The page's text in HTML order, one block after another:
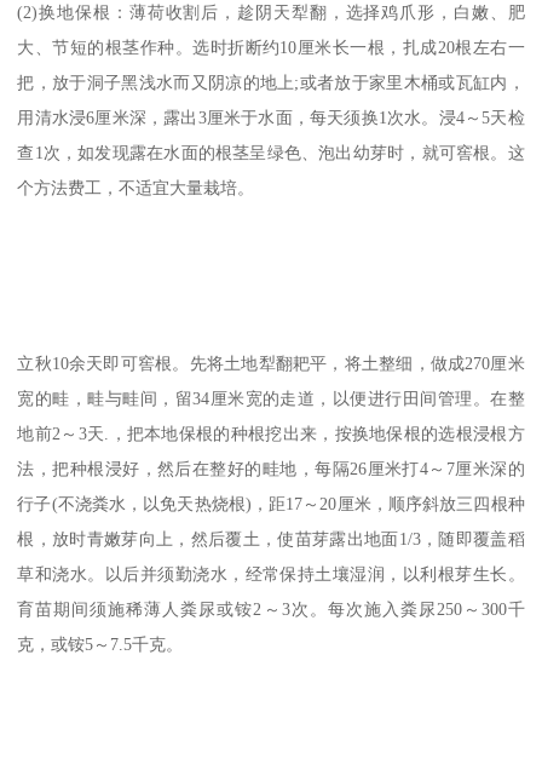
(2)换地保根：薄荷收割后，趁阴天犁翻，选择鸡爪形，白嫩、肥
大、节短的根茎作种。选时折断约10厘米长一根，扎成20根左右一
把，放于洞子黑浅水而又阴凉的地上;或者放于家里木桶或瓦缸内，
用清水浸6厘米深，露出3厘米于水面，每天须换1次水。浸4～5天检
查1次，如发现露在水面的根茎呈绿色、泡出幼芽时，就可窖根。这
个方法费工，不适宜大量栽培。
立秋10余天即可窖根。先将土地犁翻耙平，将土整细，做成270厘米
宽的畦，畦与畦间，留34厘米宽的走道，以便进行田间管理。在整
地前2～3天.，把本地保根的种根挖出来，按换地保根的选根浸根方
法，把种根浸好，然后在整好的畦地，每隔26厘米打4～7厘米深的
行子(不浇粪水，以免天热烧根)，距17～20厘米，顺序斜放三四根种
根，放时青嫩芽向上，然后覆土，使苗芽露出地面1/3，随即覆盖稻
草和浇水。以后并须勤浇水，经常保持土壤湿润，以利根芽生长。
育苗期间须施稀薄人粪尿或铵2～3次。每次施入粪尿250～300千
克，或铵5～7.5千克。